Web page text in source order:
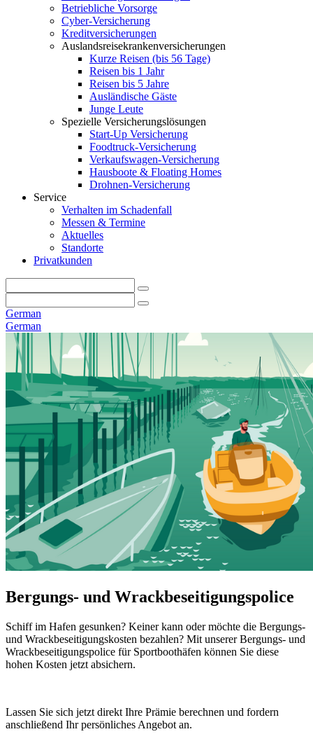
Betriebliche Vorsorge
Cyber-Versicherung
Kreditversicherungen
Auslandsreisekrankenversicherungen
Kurze Reisen (bis 56 Tage)
Reisen bis 1 Jahr
Reisen bis 5 Jahre
Ausländische Gäste
Junge Leute
Spezielle Versicherungslösungen
Start-Up Versicherung
Foodtruck-Versicherung
Verkaufswagen-Versicherung
Hausboote & Floating Homes
Drohnen-Versicherung
Service
Verhalten im Schadenfall
Messen & Termine
Aktuelles
Standorte
Privatkunden
German
German
Bergungs- und Wrackbeseitigungspolice
Schiff im Hafen gesunken? Keiner kann oder möchte die Bergungs-
und Wrackbeseitigungskosten bezahlen? Mit unserer Bergungs- und
Wrackbeseitigungspolice für Sportboothäfen können Sie diese
hohen Kosten jetzt absichern.
Lassen Sie sich jetzt direkt Ihre Prämie berechnen und fordern
anschließend Ihr persönliches Angebot an.